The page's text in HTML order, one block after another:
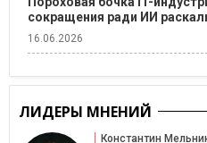
сокращения ради ИИ
16.06.2026
ЛИДЕРЫ МНЕНИЙ
Константин